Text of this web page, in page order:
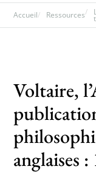
Lettre
Accueil Ressources
Voltaire,
anglaises